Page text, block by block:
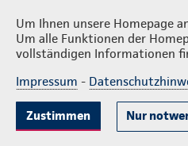
Um Ihnen unsere Homepage
Um alle Funktionen der
vollständigen Informationen
Impressum -
Zustimmen Nur